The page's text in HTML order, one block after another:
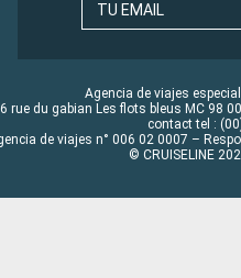
TU EMAIL
Agencia de viajes
rue du gabian Les flots bleus MC 98
contact tel :
de viajes n° 006 02 0007 –
© CRUISELINE